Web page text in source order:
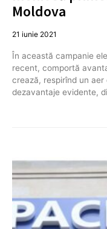
Moldova
21 iunie 2021
În această campanie
recent, comportă
crează, respirînd un
dezavantaje evidente,